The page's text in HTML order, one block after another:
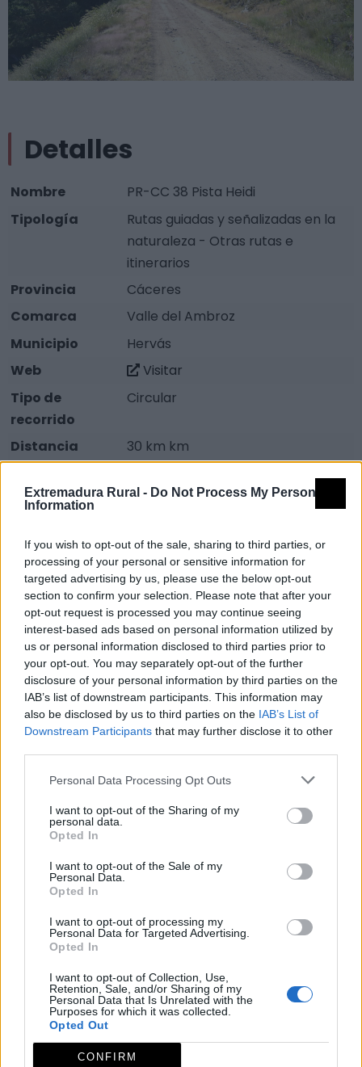
Extremadura Rural - Do Not Process My Personal
Information
If you wish to opt-out of the sale, sharing to third parties, or
processing of your personal or sensitive information for
targeted advertising by us, please use the below opt-out
section to confirm your selection. Please note that after your
opt-out request is processed you may continue seeing
interest-based ads based on personal information utilized by
us or personal information disclosed to third parties prior to
your opt-out. You may separately opt-out of the further
disclosure of your personal information by third parties on the
IAB’s list of downstream participants. This information may
also be disclosed by us to third parties on the IAB’s List of
Downstream Participants that may further disclose it to other
Personal Data Processing Opt Outs
I want to opt-out of the Sharing of my
personal data.
Opted In
I want to opt-out of the Sale of my
Personal Data.
Opted In
I want to opt-out of processing my
Personal Data for Targeted Advertising.
Opted In
I want to opt-out of Collection, Use,
Retention, Sale, and/or Sharing of my
Personal Data that Is Unrelated with the
Purposes for which it was collected.
Opted Out
CONFIRM
Detalles
Nombre
PR-CC 38 Pista Heidi
Tipología
Rutas guiadas y señalizadas en la
naturaleza - Otras rutas e
itinerarios
Provincia
Cáceres
Comarca
Valle del Ambroz
Municipio
Hervás
Web
Visitar
Tipo de
recorrido
Circular
Distancia
30 km km
Medio natural
el Itinerario
Dificultad en el
Desplazamiento
1
Cantidad de
Esfuerzo
4
Descripción
Adéntrate en la cautivadora ‘Pista Heidi’, un sendero
metros. Este recorrido panorámico te brinda la
oportunidad de contemplar vistas asombrosas que
abarcan desde el Valle del Ambroz hasta la
A su paso podrás contemplar la belleza de bosques
de castaños y robles en el primer tramo, pinares en
un tramo intermedio y escobas y brezos en las cotas
más elevadas. Puedes desviarte para ver la chorrera.
pues en las inmediaciones de la ruta hay una buitrera
instalada.
Archivos adjuntos